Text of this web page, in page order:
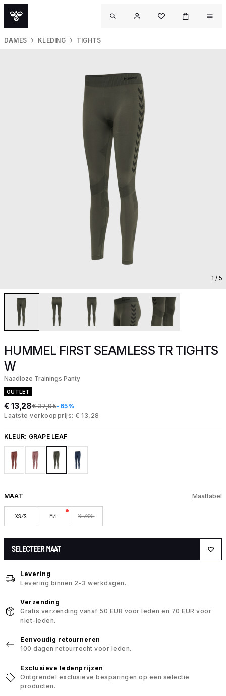
DAMES KLEDING TIGHTS
1 / 5
HUMMEL FIRST SEAMLESS TR TIGHTS
W
Naadloze Trainings Panty
OUTLET
€ 13,28€ 37,95-65%
Laatste verkoopprijs: € 13,28
KLEUR: GRAPE LEAF
MAAT Maattabel
XS/S M/L XL/XXL
SELECTEER MAAT
Levering
Levering binnen 2-3 werkdagen.
Verzending
Gratis verzending vanaf 50 EUR voor leden en 70 EUR voor
niet-leden.
Eenvoudig retourneren
100 dagen retourrecht voor leden.
Exclusieve ledenprijzen
Ontgrendel exclusieve besparingen op een selectie
producten.